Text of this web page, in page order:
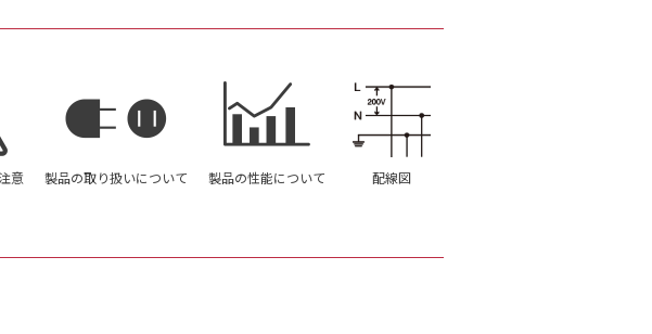
意 製品の取り扱いについて 製品の性能について 配線図